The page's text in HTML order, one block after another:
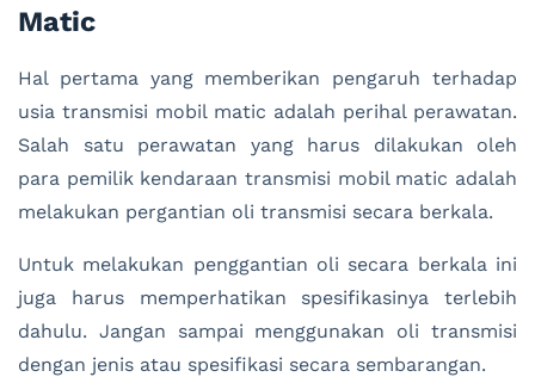
Matic
Hal pertama yang memberikan pengaruh terhadap
usia transmisi mobil matic adalah perihal perawatan.
Salah satu perawatan yang harus dilakukan oleh
para pemilik kendaraan transmisi mobil matic adalah
melakukan pergantian oli transmisi secara berkala.
Untuk melakukan penggantian oli secara berkala ini
juga harus memperhatikan spesifikasinya terlebih
dahulu. Jangan sampai menggunakan oli transmisi
dengan jenis atau spesifikasi secara sembarangan.